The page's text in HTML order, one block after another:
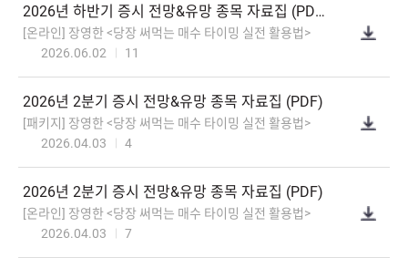
2026년하반기증시전망&유망종목자료집(PDF)
[온라인]장영한<당장써먹는매수타이밍실전활용법>
2026.06.02
11
2026년2분기증시전망&유망종목자료집(PDF)
[패키지]장영한<당장써먹는매수타이밍실전활용법>
2026.04.03
4
2026년2분기증시전망&유망종목자료집(PDF)
[온라인]장영한<당장써먹는매수타이밍실전활용법>
2026.04.03
7